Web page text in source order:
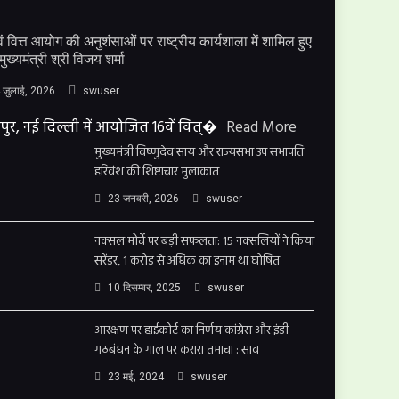
वित्त आयोग की अनुशंसाओं पर राष्ट्रीय कार्यशाला में शामिल हुए
श्री विजय शर्मा
जुलाई, 2026 swuser
नई दिल्ली में आयोजित 16वें वित्� Read More
मुख्यमंत्री विष्णुदेव साय और राज्यसभा उप सभापति
हरिवंश की शिष्टाचार मुलाकात
23 जनवरी, 2026 swuser
नक्सल मोर्चे पर बड़ी सफलता: 15 नक्सलियों ने किया
सरेंडर, 1 करोड़ से अधिक का इनाम था घोषित
10 दिसम्बर, 2025 swuser
आरक्षण पर हाईकोर्ट का निर्णय कांग्रेस और इंडी
गठबंधन के गाल पर करारा तमाचा : साव
23 मई, 2024 swuser